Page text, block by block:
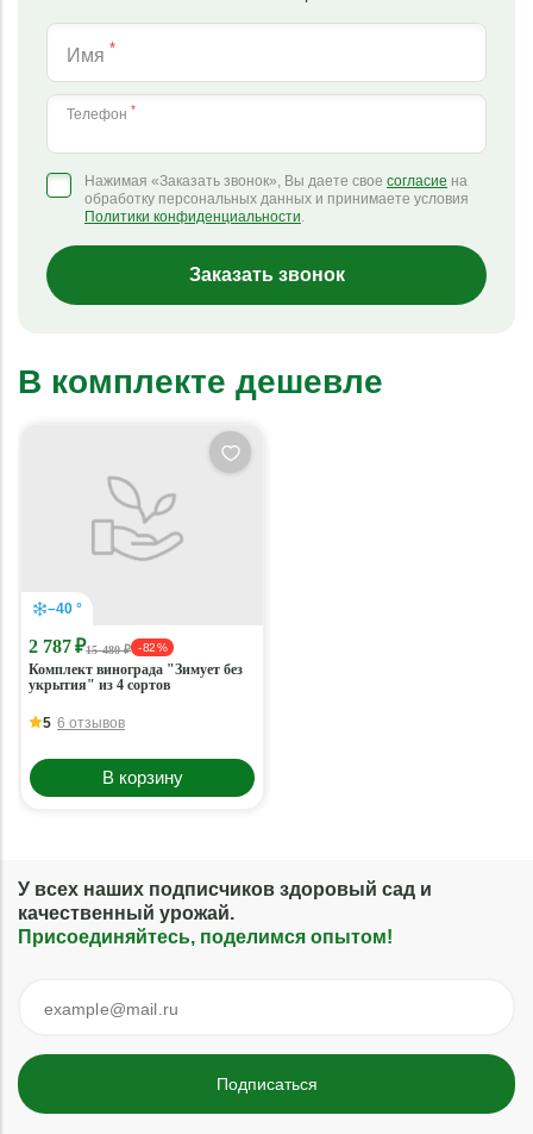
Имя *
Телефон *
Нажимая «Заказать звонок», Вы даете свое согласие на
обработку персональных данных и принимаете условия
Политики конфиденциальности.
Заказать звонок
В комплекте дешевле
–40 °
2 787 ₽15 480 ₽ - 82 %
Комплект винограда "Зимует без
укрытия" из 4 сортов
5 6 отзывов
В корзину
У всех наших подписчиков здоровый сад и
качественный урожай.
Присоединяйтесь, поделимся опытом!